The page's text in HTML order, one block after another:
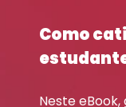
Como
Neste